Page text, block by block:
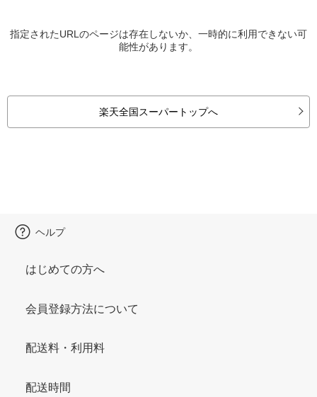
指定されたURLのページは存在しないか、一時的に利用できない可
能性があります。
楽天全国スーパートップへ
ヘルプ
はじめての方へ
会員登録方法について
配送料・利用料
配送時間